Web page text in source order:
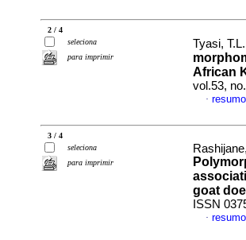
2 / 4
seleciona
para imprimir
Tyasi,
African
vol.53,
·
3 / 4
seleciona
para imprimir
goat
ISSN
·